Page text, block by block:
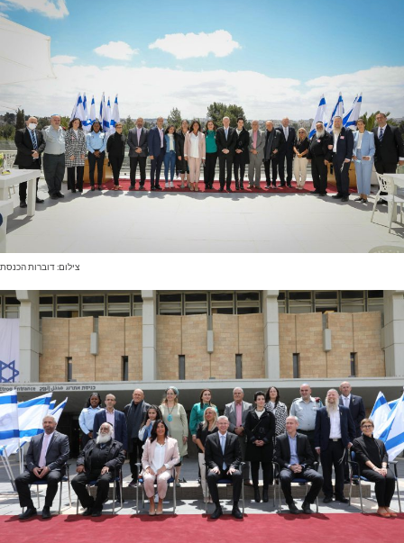
צילום: דוברות הכנסת